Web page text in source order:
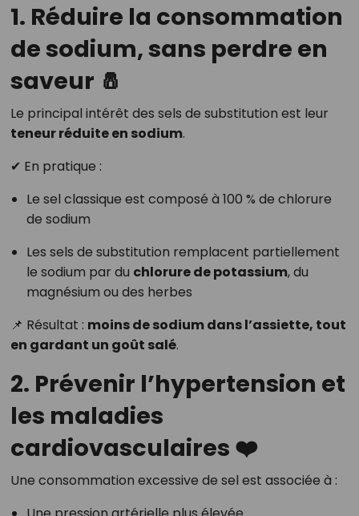
1. Réduire la consommation
de sodium, sans perdre en
saveur 🧂
Le principal intérêt des sels de substitution est leur
teneur réduite en sodium.
✔ En pratique :
Le sel classique est composé à 100 % de chlorure
de sodium
Les sels de substitution remplacent partiellement
le sodium par du chlorure de potassium, du
magnésium ou des herbes
📌 Résultat : moins de sodium dans l’assiette, tout
en gardant un goût salé.
2. Prévenir l’hypertension et
les maladies
cardiovasculaires ❤️
Une consommation excessive de sel est associée à :